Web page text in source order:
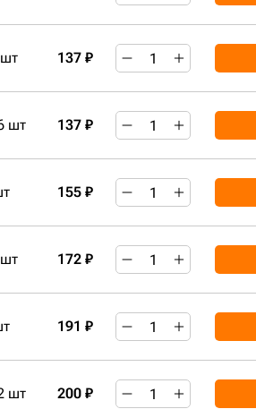
137 ₽
шт 137 ₽
155 ₽
172 ₽
191 ₽
шт 200 ₽